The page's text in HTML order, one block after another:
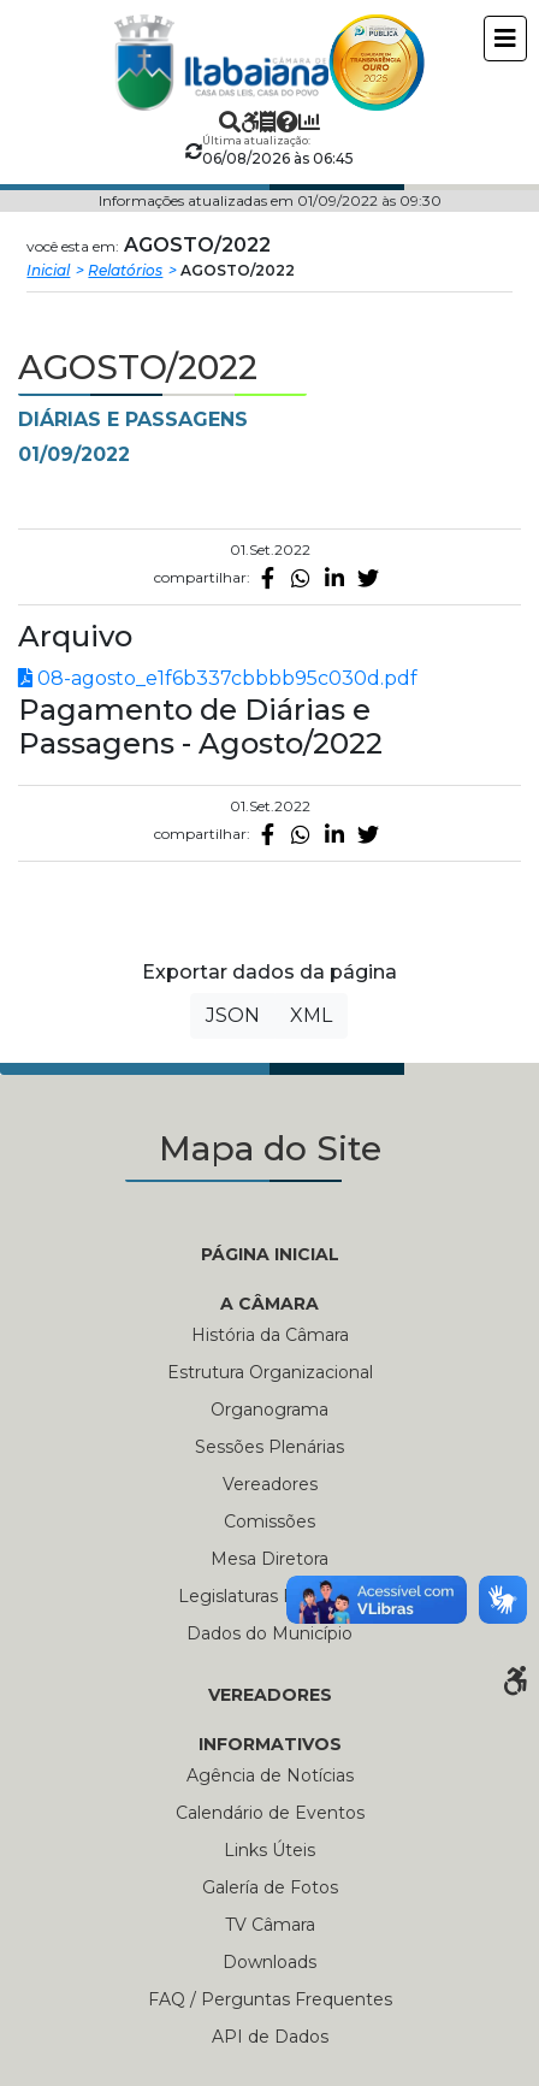
Câmara
Municipal
Itabaiana
Última atualização:
06/08/2026 às 06:45
Informações atualizadas em 01/09/2022 às 09:30
você esta em: AGOSTO/2022
Inicial Relatórios AGOSTO/2022
AGOSTO/2022
DIÁRIAS E PASSAGENS
01/09/2022
01.Set.2022
compartilhar:
Arquivo
08-agosto_e1f6b337cbbbb95c030d.pdf
Pagamento de Diárias e
Passagens - Agosto/2022
01.Set.2022
compartilhar:
Exportar dados da página
JSON
XML
Mapa do Site
PÁGINA INICIAL
A CÂMARA
História da Câmara
Estrutura Organizacional
Organograma
Sessões Plenárias
Vereadores
Comissões
Mesa Diretora
Legislaturas Passadas
Dados do Município
VEREADORES
INFORMATIVOS
Agência de Notícias
Calendário de Eventos
Links Úteis
Galería de Fotos
TV Câmara
Downloads
FAQ / Perguntas Frequentes
API de Dados